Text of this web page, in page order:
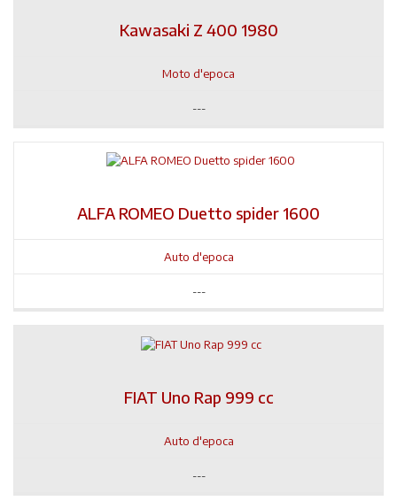
Kawasaki Z 400 1980
Moto d'epoca
---
ALFA ROMEO Duetto spider 1600
Auto d'epoca
---
FIAT Uno Rap 999 cc
Auto d'epoca
---